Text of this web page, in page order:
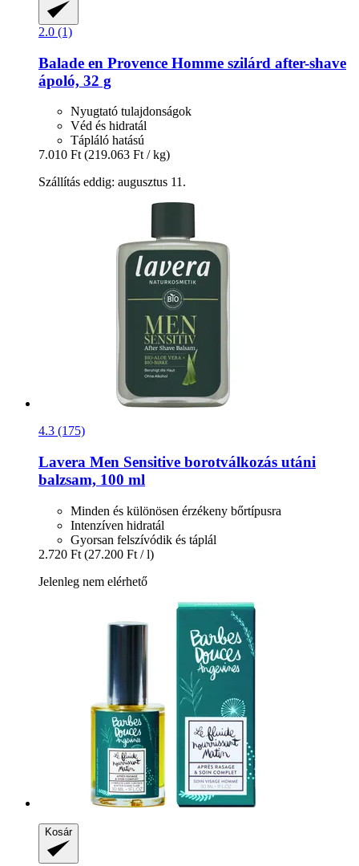
2.0 (1)
Balade en Provence Homme szilárd after-​shave
ápoló, 32 g
Nyugtató tulajdonságok
Véd és hidratál
Tápláló hatású
7.010 Ft (219.063 Ft / kg)
Szállítás eddig: augusztus 11.
4.3 (175)
Lavera Men Sensitive borotválkozás utáni
balzsam, 100 ml
Minden és különösen érzékeny bőrtípusra
Intenzíven hidratál
Gyorsan felszívódik és táplál
2.720 Ft (27.200 Ft / l)
Jelenleg nem elérhető
Kosár